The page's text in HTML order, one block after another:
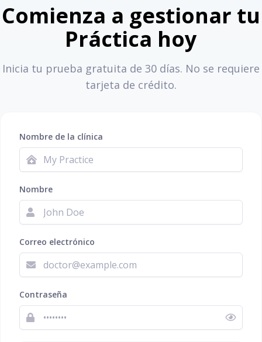
Comienza a gestionar tu
Práctica hoy
Inicia tu prueba gratuita de 30 días. No se requiere
tarjeta de crédito.
Nombre de la clínica
Nombre
Correo electrónico
Contraseña